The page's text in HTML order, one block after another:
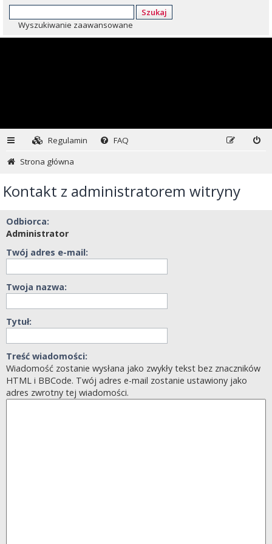
Szukaj
Wyszukiwanie zaawansowane
Regulamin
FAQ
Strona główna
Kontakt z administratorem witryny
Odbiorca:
Administrator
Twój adres e-mail:
Twoja nazwa:
Tytuł:
Treść wiadomości:
Wiadomość zostanie wysłana jako zwykły tekst bez znaczników
HTML i BBCode. Twój adres e-mail zostanie ustawiony jako
adres zwrotny tej wiadomości.